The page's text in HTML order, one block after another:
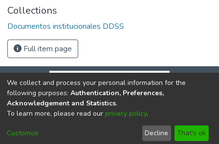
Collections
Documentos institucionales DDSS
Full item page
DSpace softwarecopyright © 2002-2026
Cookie
End User
Agreement
Send
Feedback
We collect and process your personal information for the
following purposes: Authentication, Preferences,
Acknowledgement and Statistics.
To learn more, please read our privacy policy.
Customize Decline That's ok